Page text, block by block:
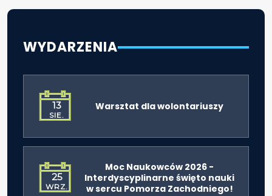
WYDARZENIA
13
SIE.
Warsztat dla wolontariuszy
25
WRZ.
Moc Naukowców 2026 -
Interdyscyplinarne święto nauki
w sercu Pomorza Zachodniego!